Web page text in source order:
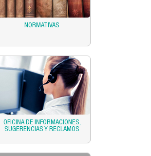
NORMATIVAS
OFICINA DE INFORMACIONES,
SUGERENCIAS Y RECLAMOS